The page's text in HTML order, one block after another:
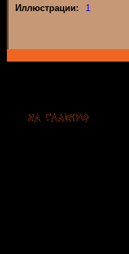
Иллюстрации:
1